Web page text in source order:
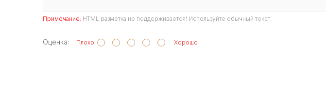
Примечание: HTML разметка не поддерживается! Используйте обычный текст.
Оценка: Плохо Хорошо